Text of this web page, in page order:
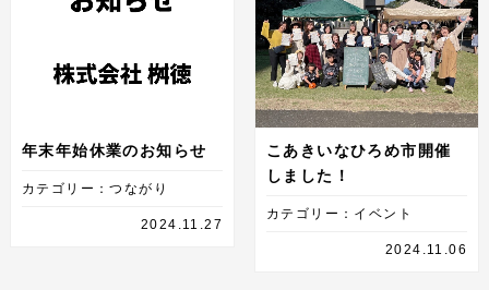
年末年始休業のお知らせ
カテゴリー：つながり
2024.11.27
こあきいなひろめ市開催
しました！
カテゴリー：イベント
2024.11.06